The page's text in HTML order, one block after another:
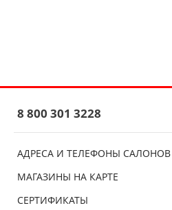
АДРЕСА И ТЕЛЕФОНЫ САЛОНОВ
МАГАЗИНЫ НА КАРТЕ
СЕРТИФИКАТЫ
8 800 301 3228